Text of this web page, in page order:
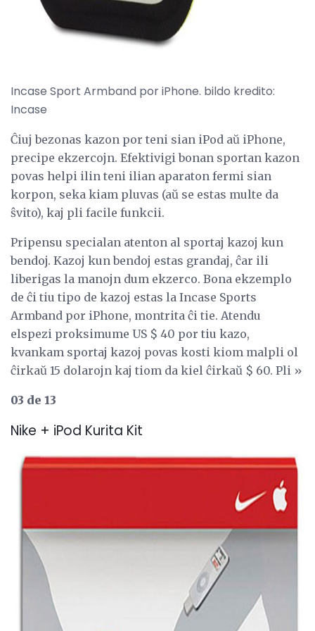
Incase Sport Armband por iPhone. bildo kredito:
Incase
Ĉiuj bezonas kazon por teni sian iPod aŭ iPhone,
precipe ekzercojn. Efektivigi bonan sportan kazon
povas helpi ilin teni ilian aparaton fermi sian
korpon, seka kiam pluvas (aŭ se estas multe da
ŝvito), kaj pli facile funkcii.
Pripensu specialan atenton al sportaj kazoj kun
bendoj. Kazoj kun bendoj estas grandaj, ĉar ili
liberigas la manojn dum ekzerco. Bona ekzemplo
de ĉi tiu tipo de kazoj estas la Incase Sports
Armband por iPhone, montrita ĉi tie. Atendu
elspezi proksimume US $ 40 por tiu kazo,
kvankam sportaj kazoj povas kosti kiom malpli ol
ĉirkaŭ 15 dolarojn kaj tiom da kiel ĉirkaŭ $ 60. Pli »
03 de 13
Nike + iPod Kurita Kit